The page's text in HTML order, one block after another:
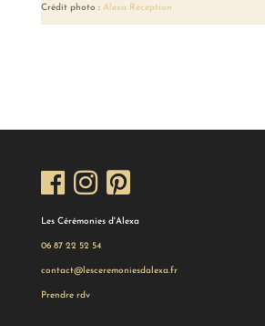
Crédit photo : Alexa Réception
Les Cérémonies d'Alexa
06 87 22 52 54
contact@lesceremoniesdalexa.fr
Prendre rdv